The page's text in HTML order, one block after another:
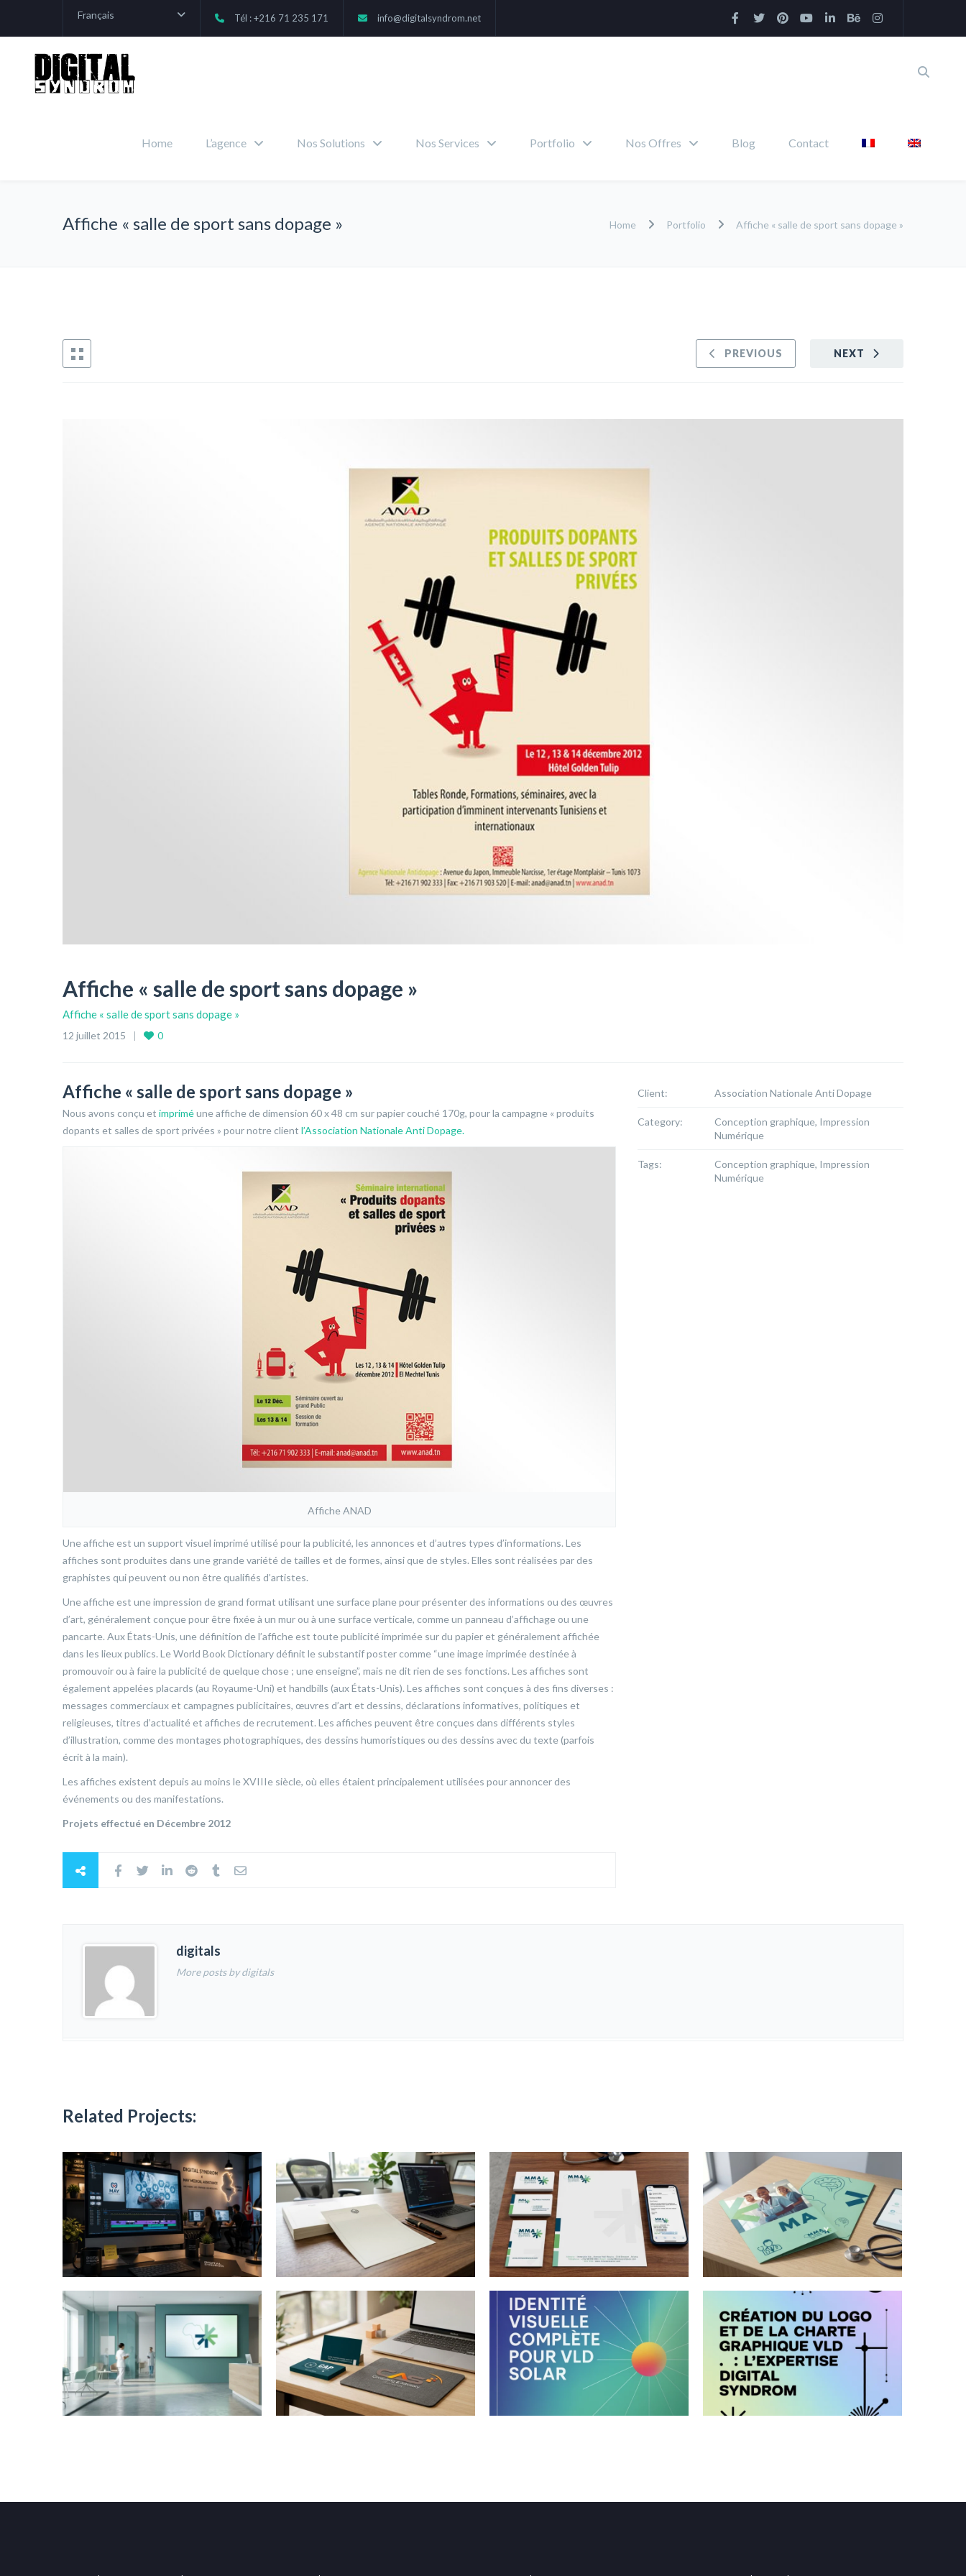
Français Tél : +216 71 235 171 info@digitalsyndrom.net
Home L’agence Nos Solutions Nos Services Portfolio Nos Offres Blog Contact
Affiche « salle de sport sans dopage » Home Portfolio Affiche « salle de sport sans dopage »
NEXT
PREVIOUS
Affiche « salle de sport sans dopage »
Affiche « salle de sport sans dopage »
12 juillet 2015 0
Affiche « salle de sport sans dopage »
Nous avons conçu et impriméune affiche de dimension 60 x 48 cm sur papier couché 170g, pour la campagne « produits
dopants et salles de sport privées » pour notre client l’Association Nationale Anti Dopage.
Affiche ANAD
Une affiche est un support visuel imprimé utilisé pour la publicité, les annonces et d’autres types d’informations. Les
affiches sont produites dans une grande variété de tailles et de formes, ainsi que de styles. Elles sont réalisées par des
graphistes qui peuvent ou non être qualifiés d’artistes.
Une affiche est une impression de grand format utilisant une surface plane pour présenter des informations ou des œuvres
d’art, généralement conçue pour être fixée à un mur ou à une surface verticale, comme un panneau d’affichage ou une
pancarte. Aux États-Unis, une définition de l’affiche est toute publicité imprimée sur du papier et généralement affichée
dans les lieux publics. Le World Book Dictionary définit le substantif poster comme “une image imprimée destinée à
promouvoir ou à faire la publicité de quelque chose ; une enseigne”, mais ne dit rien de ses fonctions. Les affiches sont
également appelées placards (au Royaume-Uni) et handbills (aux États-Unis). Les affiches sont conçues à des fins diverses :
messages commerciaux et campagnes publicitaires, œuvres d’art et dessins, déclarations informatives, politiques et
religieuses, titres d’actualité et affiches de recrutement. Les affiches peuvent être conçues dans différents styles
d’illustration, comme des montages photographiques, des dessins humoristiques ou des dessins avec du texte (parfois
écrit à la main).
Les affiches existent depuis au moins le XVIIIe siècle, où elles étaient principalement utilisées pour annoncer des
événements ou des manifestations.
Projets effectué en Décembre 2012
Client: Association Nationale Anti Dopage
Category:
Conception graphique, Impression
Numérique
Tags:
Conception graphique, Impression
Numérique
digitals
More posts by digitals
Related Projects: